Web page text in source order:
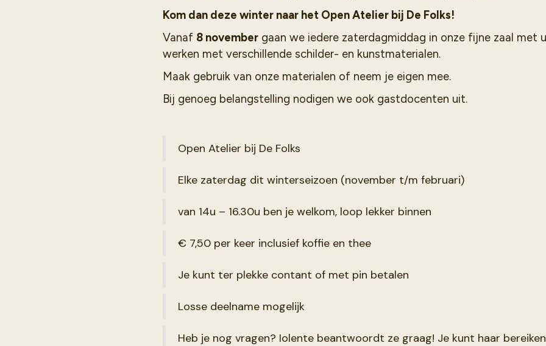
Kom dan deze winter naar het Open Atelier bij De Folks!
Vanaf 8 novembergaan we iedere zaterdagmiddag in onze fijne zaal met
werken met verschillende schilder- en kunstmaterialen.
Maak gebruik van onze materialen of neem je eigen mee.
Bij genoeg belangstelling nodigen we ook gastdocenten uit.
Open Atelier bij De Folks
Elke zaterdag dit winterseizoen (november t/m februari)
van 14u – 16.30u ben je welkom, loop lekker binnen
€ 7,50 per keer inclusief koffie en thee
Je kunt ter plekke contant of met pin betalen
Losse deelname mogelijk
Heb je nog vragen? Iolente beantwoordt ze graag! Je kunt haar